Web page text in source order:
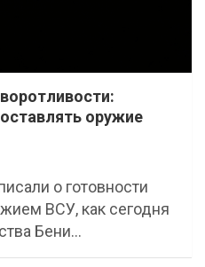
оружие
о готовности
ВСУ, как сегодня
Бени…